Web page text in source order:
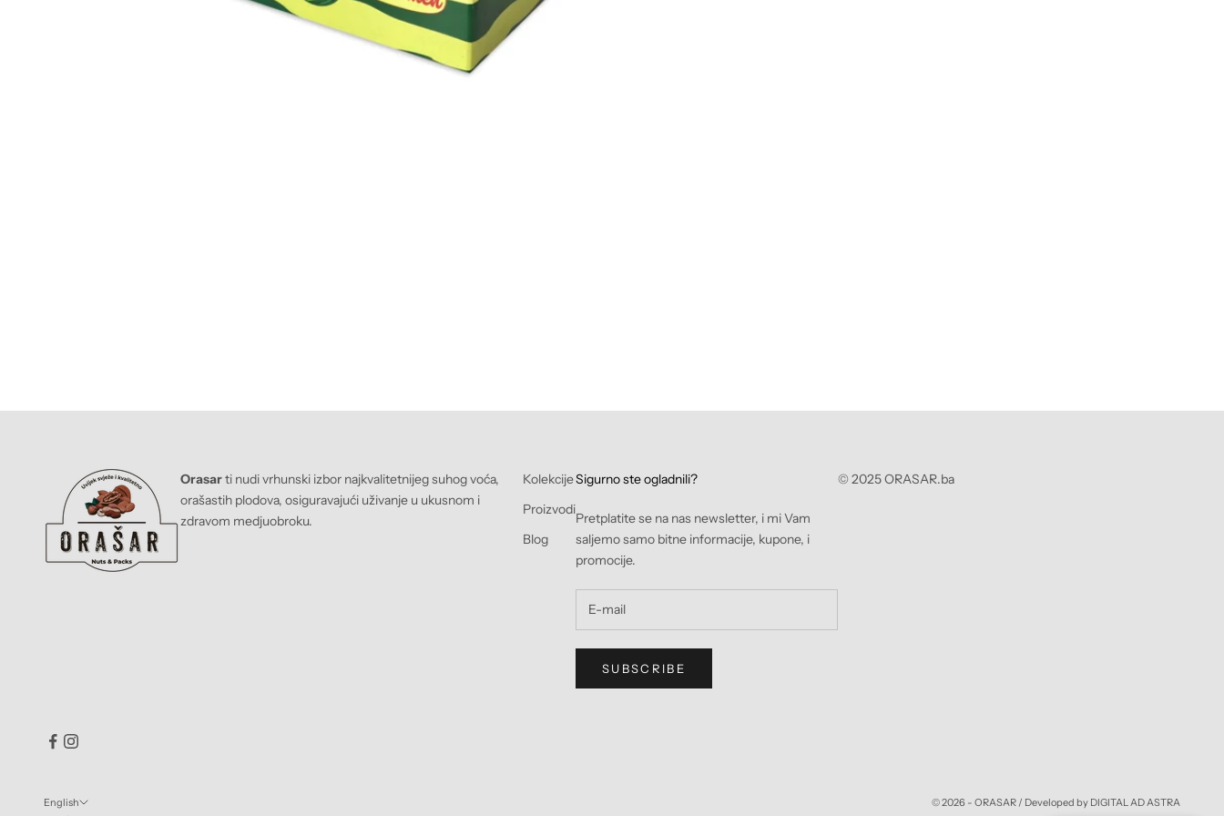
Orasarti nudi vrhunski izbor najkvalitetnijeg suhog voća,
orašastih plodova, osiguravajući uživanje u ukusnom i
zdravom medjuobroku.
Kolekcije
Proizvodi
Blog
Sigurno ste ogladnili?
Pretplatite se na nas newsletter, i mi Vam
saljemo samo bitne informacije, kupone, i
promocije.
SUBSCRIBE
© 2025 ORASAR.ba
English © 2026 - ORASAR / Developed by DIGITAL AD ASTRA